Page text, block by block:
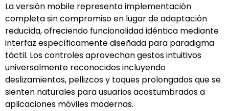
La versión mobile representa implementación
completa sin compromiso en lugar de adaptación
reducida, ofreciendo funcionalidad idéntica mediante
interfaz específicamente diseñada para paradigma
táctil. Los controles aprovechan gestos intuitivos
universalmente reconocidos incluyendo
deslizamientos, pellizcos y toques prolongados que se
sienten naturales para usuarios acostumbrados a
aplicaciones móviles modernas.